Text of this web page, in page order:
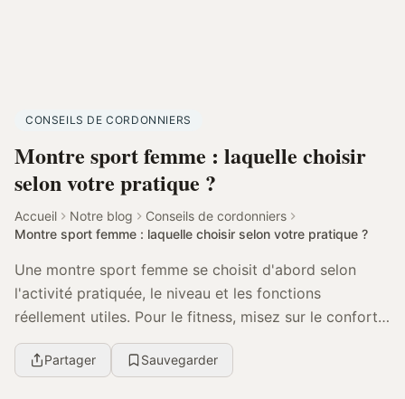
CONSEILS DE CORDONNIERS
Montre sport femme : laquelle choisir
selon votre pratique ?
Accueil Notre blog
Conseils de cordonniers
Montre sport femme : laquelle choisir selon votre pratique ?
Une montre sport femme se choisit d'abord selon
l'activité pratiquée, le niveau et les fonctions
réellement utiles. Pour le fitness, misez sur le confort
et le cardio ; pour le running, sur un GPS pré...
Partager Sauvegarder